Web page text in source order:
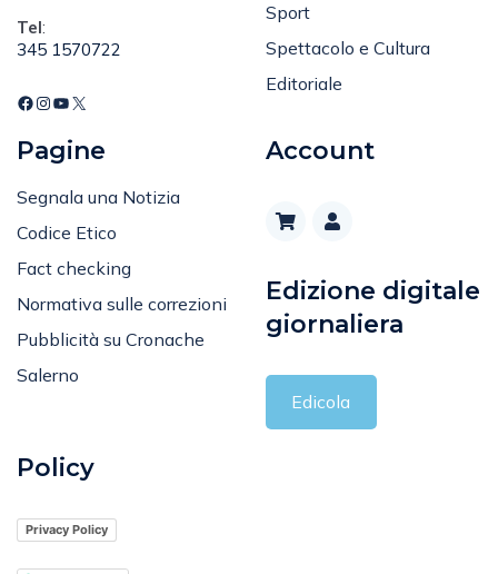
Tel:
345 1570722
Sport
Spettacolo e Cultura
Editoriale
Pagine
Segnala una Notizia
Codice Etico
Fact checking
Normativa sulle correzioni
Pubblicità su Cronache
Salerno
Account
Edizione digitale
giornaliera
Edicola
Policy
Privacy Policy